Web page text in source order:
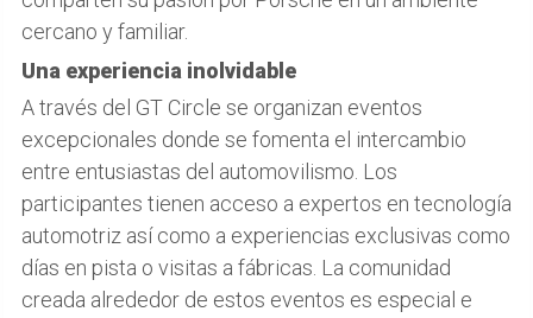
cercano y familiar.
Una experiencia inolvidable
A través del GT Circle se organizan eventos
excepcionales donde se fomenta el intercambio
entre entusiastas del automovilismo. Los
participantes tienen acceso a expertos en tecnología
automotriz así como a experiencias exclusivas como
días en pista o visitas a fábricas. La comunidad
creada alrededor de estos eventos es especial e